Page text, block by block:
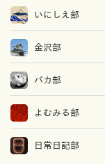
いにしえ部
金沢部
バカ部
よむみる部
日常日記部